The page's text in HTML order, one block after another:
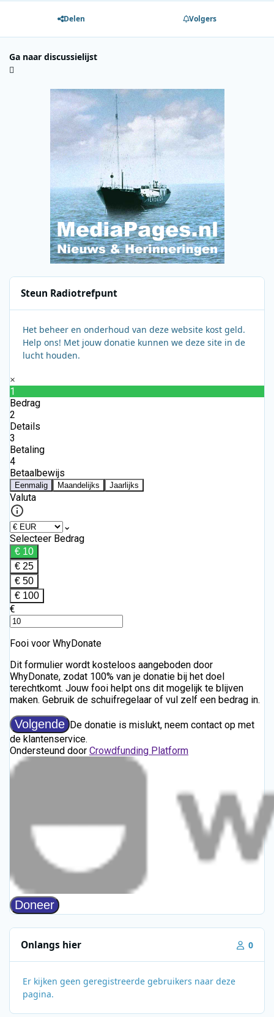
Delen Volgers
Ga naar discussielijst
Steun Radiotrefpunt
Het beheer en onderhoud van deze website kost geld.
Help ons! Met jouw donatie kunnen we deze site in de
lucht houden.
Onlangs hier 0
Er kijken geen geregistreerde gebruikers naar deze
pagina.